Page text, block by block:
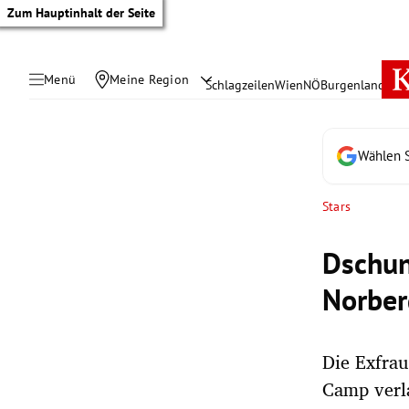
Zum Hauptinhalt der Seite
Menü Meine Region SchlagzeilenWienNÖBurgenland
Wählen
Stars
Die
Camp